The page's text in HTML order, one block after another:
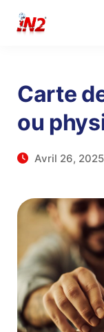
Carte
ou
Avril 26, 2025